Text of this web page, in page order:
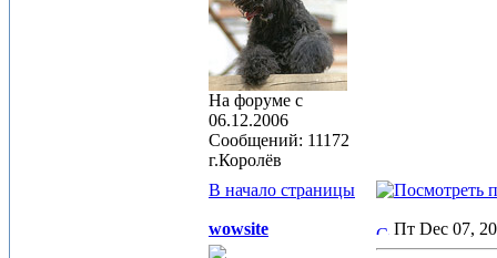
На форуме с
06.12.2006
Сообщений: 11172
г.Королёв
В начало страницы
wowsite Пт Dec 07,